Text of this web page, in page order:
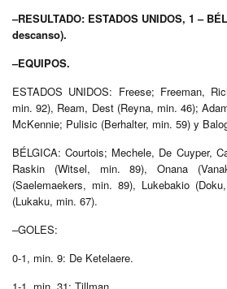
–RESULTADO: ESTADOS UNIDOS, 1 –
descanso).
–EQUIPOS.
ESTADOS UNIDOS: Freese; Freeman,
min. 92), Ream, Dest (Reyna, min. 46);
McKennie; Pulisic (Berhalter, min. 59) y
BÉLGICA: Courtois; Mechele, De Cuyper,
Raskin (Witsel, min. 89), Onana
(Saelemaekers, min. 89), Lukebakio
(Lukaku, min. 67).
–GOLES:
0-1, min. 9: De Ketelaere.